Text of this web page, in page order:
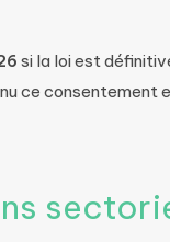
si la loi est
ce consentement